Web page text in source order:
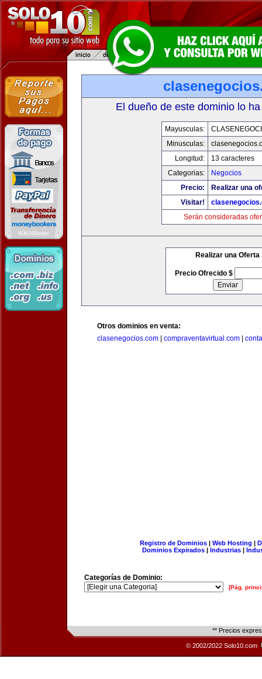
El dueño de este dominio lo
Mayusculas:
Minusculas:
Longitud:
13 caracteres
Categorias:
Negocios
Precio:
Realizar una
Visitar!
Serán consideradas
Realizar una Oferta
Precio Ofrecido $
Otros dominios en venta:
clasenegocios.com
compraventavirtual.com
Registro de Dominios| Web Hosting |
Dominios Expirados | Industrias |
Categorías de Dominio:
[Pág.
** Precios
© 2002/2022 Solo10.com